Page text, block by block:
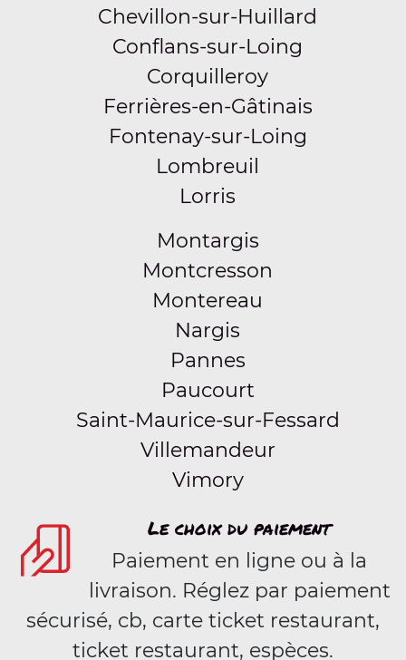
Chevillon-sur-Huillard
Conflans-sur-Loing
Corquilleroy
Ferrières-en-Gâtinais
Fontenay-sur-Loing
Lombreuil
Lorris
Montargis
Montcresson
Montereau
Nargis
Pannes
Paucourt
Saint-Maurice-sur-Fessard
Villemandeur
Vimory
Le choix du paiement
Paiement en ligne ou à la
livraison. Réglez par paiement
sécurisé, cb, carte ticket restaurant,
ticket restaurant, espèces.